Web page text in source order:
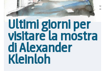
Ultimi giorni per
visitare la mostra
di Alexander
Kleinloh